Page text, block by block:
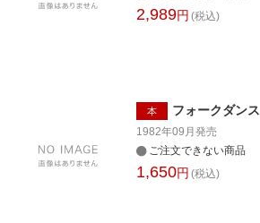
2,989円 (税込)
本 フォークダンス
1982年09月 発売
ご注文できない商品
1,650円 (税込)